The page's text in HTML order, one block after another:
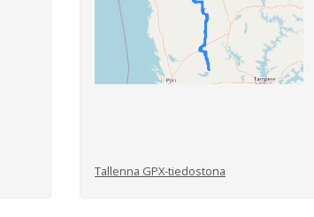
Tallenna GPX-tiedostona